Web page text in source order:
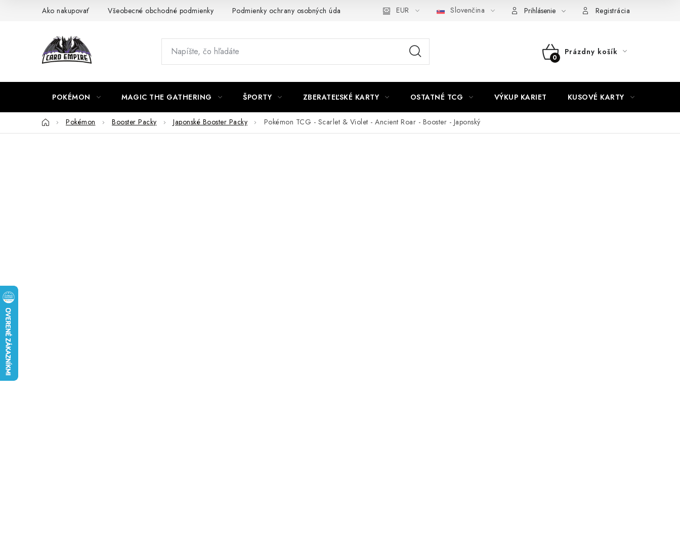
Ako nakupovať Všeobecné obchodné podmienky Podmienky ochrany osobných údajov a poučenie o Cookies Kontakty Doprava a platba Práca v CardEmpire
EUR Slovenčina Prihlásenie Registrácia
NÁKUPNÝ
Prázdny košík
POKÉMON MAGIC THE GATHERING ŠPORTY ZBERATEĽSKÉ KARTY OSTATNÉ TCG VÝKUP KARIET KUSOVÉ KARTY
DomovPokémon Booster Packy Japonské Booster Packy Pokémon TCG - Scarlet & Violet - Ancient Roar - Booster - Japonský